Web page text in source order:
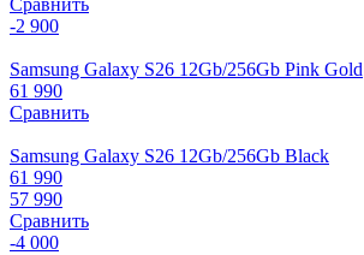
Сравнить
-2 900
Samsung Galaxy S26 12Gb/256Gb Pink Gold
61 990
Сравнить
Samsung Galaxy S26 12Gb/256Gb Black
61 990
57 990
Сравнить
-4 000